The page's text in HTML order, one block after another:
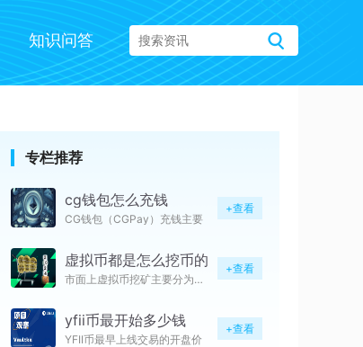
知识问答
专栏推荐
cg钱包怎么充钱
CG钱包（CGPay）充钱主要
+查看
虚拟币都是怎么挖币的
市面上虚拟币挖矿主要分为算力挖
+查看
yfii币最开始多少钱
YFII币最早上线交易的开盘价
+查看